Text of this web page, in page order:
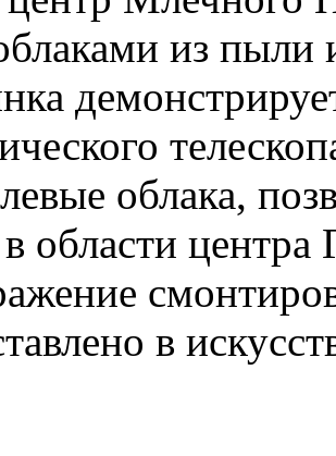
из пыли
облака,
в области центра
в